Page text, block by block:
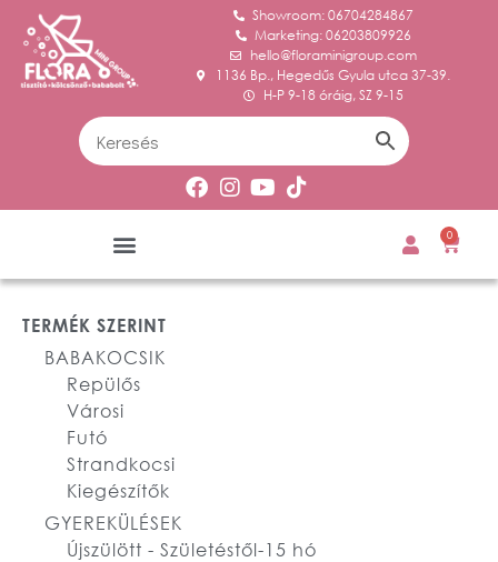
Showroom: 06704284867
Marketing: 06203809926
hello@floraminigroup.com
1136 Bp., Hegedűs Gyula utca 37-39.
H-P 9-18 óráig, SZ 9-15
0
TERMÉK SZERINT
BABAKOCSIK
Repülős
Városi
Futó
Strandkocsi
Kiegészítők
GYEREKÜLÉSEK
Újszülött - Születéstől-15 hó